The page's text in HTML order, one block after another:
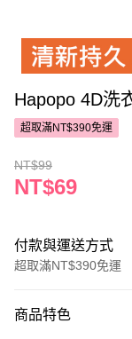
Hapopo 4D洗
超取滿NT$390免運
NT$99
NT$69
付款與運送方式
超取滿NT$390免運
POYA支付
商品特色